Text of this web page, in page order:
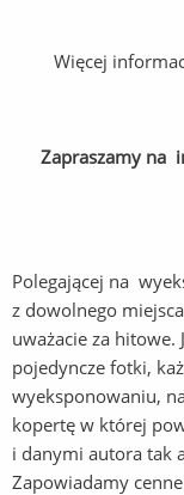
Więcej
Zapraszamy na
Polegającej na
z dowolnego
uważacie za hitowe.
pojedyncze fotki,
wyeksponowaniu,
kopertę w której
i danymi autora tak
Zapowiadamy